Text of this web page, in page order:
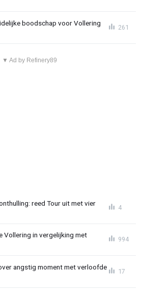
boodschap voor Vollering
261
▼ Ad by Refinery89
reed Tour uit met vier
4
Vollering in vergelijking met
994
angstig moment met verloofde
17